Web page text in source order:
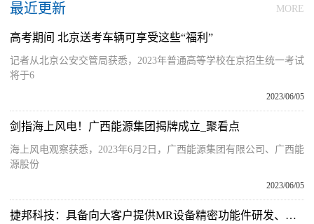
最近更新 MORE
高考期间 北京送考车辆可享受这些“福利”
记者从北京公安交管局获悉，2023年普通高等学校在京招生统一考试
将于6
2023/06/05
剑指海上风电！广西能源集团揭牌成立_聚看点
海上风电观察获悉，2023年6月2日，广西能源集团有限公司、广西能
源股份
2023/06/05
捷邦科技：具备向大客户提供MR设备精密功能件研发、制造能力